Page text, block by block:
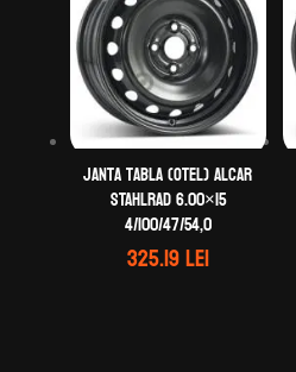
Janta tabla (otel) ALCAR
STAHLRAD 6.00×15
4/100/47/54,0
325.19lei